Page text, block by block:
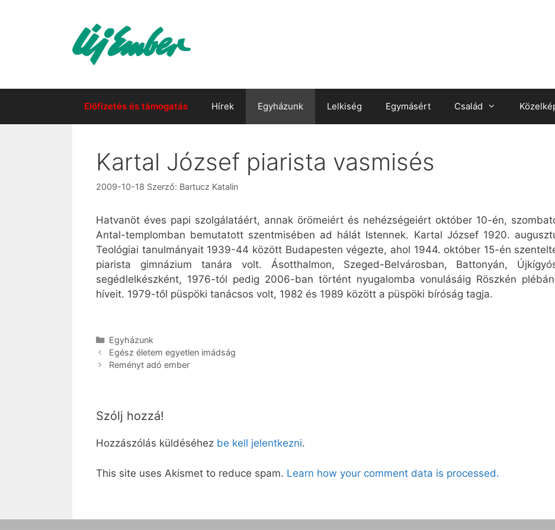
Előfizetés és támogatás Hírek Egyházunk Lelkiség Egymásért Család
Kartal József piarista vasmisés
2009-10-18 Szerző: Bartucz Katalin
Hatvanöt éves papi szolgálatáért, annak örömeiért és nehézségeiért október 10-én,
Antal-templomban bemutatott szentmisében ad hálát Istennek. Kartal József 1920.
Teológiai tanulmányait 1939-44 között Budapesten végezte, ahol 1944. október 15-én
piarista gimnázium tanára volt. Ásotthalmon, Szeged-Belvárosban, Battonyán,
segédlelkészként, 1976-tól pedig 2006-ban történt nyugalomba vonulásáig Röszkén
híveit. 1979-től püspöki tanácsos volt, 1982 és 1989 között a püspöki bíróság tagja.
Kategória
Egyházunk
Egész életem egyetlen imádság
Reményt adó ember
Szólj hozzá!
Hozzászólás küldéséhez be kell jelentkezni.
This site uses Akismet to reduce spam. Learn how your comment data is processed.